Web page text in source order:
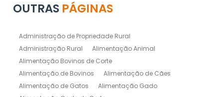
OUTRAS PÁGINAS
Administração de Propriedade Rural
Administração Rural
Alimentação Animal
Alimentação Bovinos de Corte
Alimentação de Bovinos
Alimentação de Cães
Alimentação de Gatos
Alimentação Gado